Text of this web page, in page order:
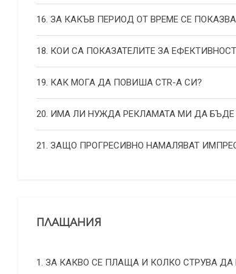
16. ЗА КАКЪВ ПЕРИОД ОТ ВРЕМЕ СЕ
18. КОИ СА ПОКАЗАТЕЛИТЕ ЗА
19. КАК МОГА ДА ПОВИША СТR-А СИ?
20. ИМА ЛИ НУЖДА РЕКЛАМАТА МИ ДА БЪДЕ
21. ЗАЩО ПРОГРЕСИВНО НАМАЛЯВАТ
ПЛАЩАНИЯ
1. ЗА КАКВО СЕ ПЛАЩА И КОЛКО СТРУВА ДА